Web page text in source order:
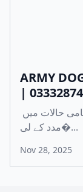
ARMY
|
مدد کے لی�...
Nov 28, 2025